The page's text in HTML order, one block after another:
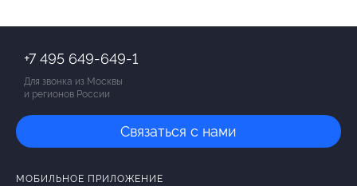
+7 495 649-649-1
Для звонка из Москвы
и регионов России
Связаться с нами
МОБИЛЬНОЕ ПРИЛОЖЕНИЕ